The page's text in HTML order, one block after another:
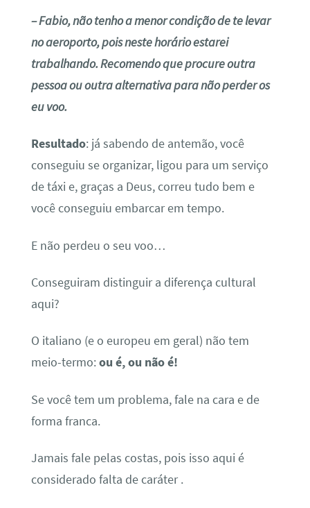
– Fabio, não tenho a menor condição de te levar
no aeroporto, pois neste horário estarei
trabalhando. Recomendo que procure outra
pessoa ou outra alternativa para não perder os
eu voo.
Resultado: já sabendo de antemão, você
conseguiu se organizar, ligou para um serviço
de táxi e, graças a Deus, correu tudo bem e
você conseguiu embarcar em tempo.
E não perdeu o seu voo…
Conseguiram distinguir a diferença cultural
aqui?
O italiano (e o europeu em geral) não tem
meio-termo:ou é, ou não é!
Se você tem um problema, fale na cara e de
forma franca.
Jamais fale pelas costas, pois isso aqui é
considerado falta de caráter .